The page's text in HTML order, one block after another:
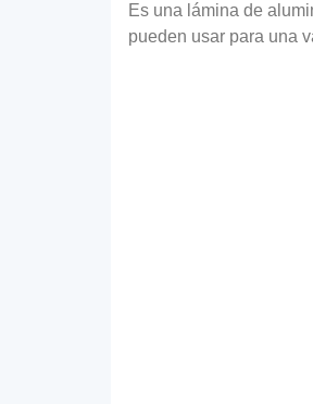
Es una lámina de
pueden usar para una